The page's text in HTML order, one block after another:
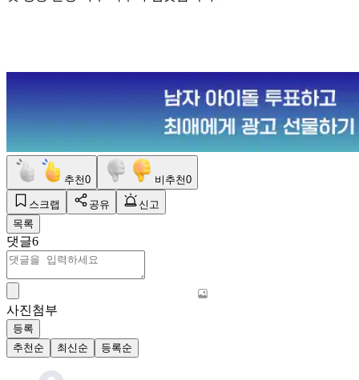
추천0 비추천0
스크랩 공유
신고
목록
댓글6
사진첨부
등록
추천순
최신순 등록순